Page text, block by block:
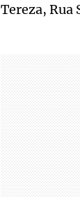
Tereza, Rua